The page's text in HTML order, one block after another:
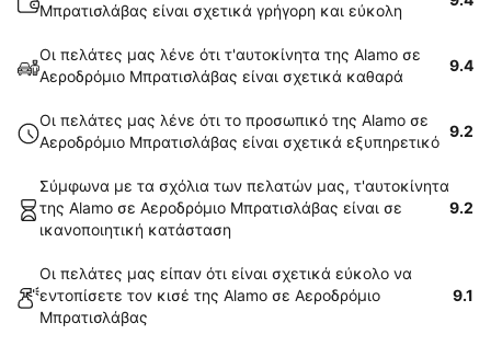
Μπρατισλάβας είναι σχετικά γρήγορη και εύκολη
Οι πελάτες μας λένε ότι τ'αυτοκίνητα της Alamo σε
Αεροδρόμιο Μπρατισλάβας είναι σχετικά καθαρά
9.4
Οι πελάτες μας λένε ότι το προσωπικό της Alamo σε
Αεροδρόμιο Μπρατισλάβας είναι σχετικά εξυπηρετικό
9.2
Σύμφωνα με τα σχόλια των πελατών μας, τ'αυτοκίνητα
της Alamo σε Αεροδρόμιο Μπρατισλάβας είναι σε
ικανοποιητική κατάσταση
9.2
Οι πελάτες μας είπαν ότι είναι σχετικά εύκολο να
εντοπίσετε τον κισέ της Alamo σε Αεροδρόμιο
Μπρατισλάβας
9.1